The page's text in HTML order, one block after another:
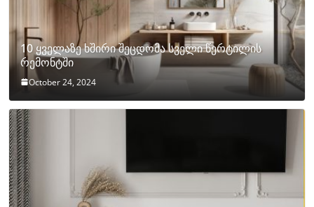
10 ყველაზე ხშირი შეცდომა სველი წერტილის
რემონტში
October 24, 2024